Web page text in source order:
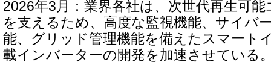
2026年3月：業界各社は、次世代再生可
を支えるため、高度な監視機能、サイバ
能、グリッド管理機能を備えたスマート
載インバーターの開発を加速させている